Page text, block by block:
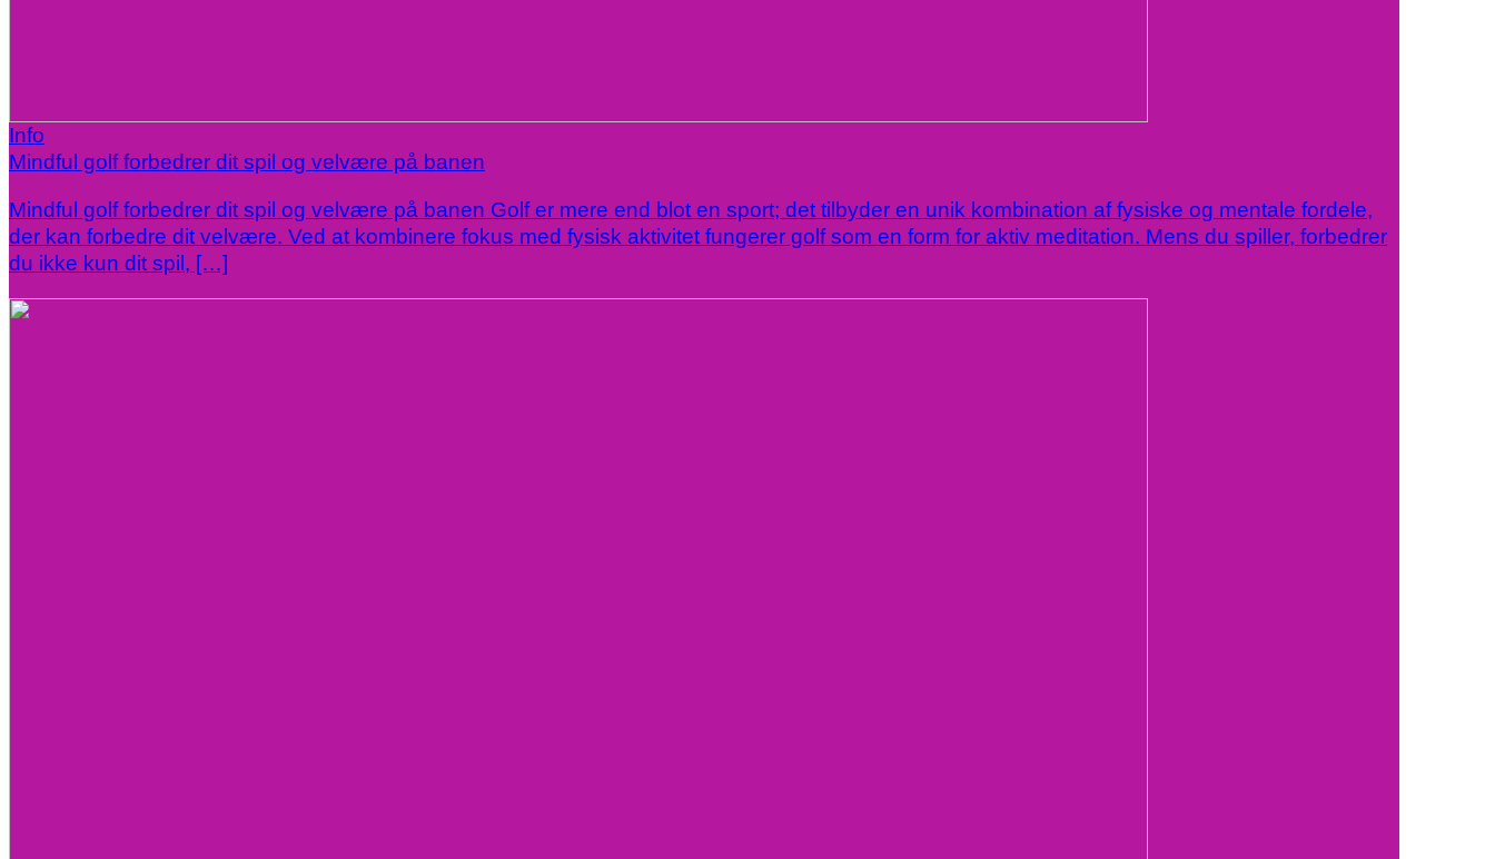
Info
Mindful golf forbedrer dit spil og velvære på banen
Mindful golf forbedrer dit spil og velvære på banen Golf er mere end blot en sport; det tilbyder en unik kombination af fysiske og mentale fordele,
der kan forbedre dit velvære. Ved at kombinere fokus med fysisk aktivitet fungerer golf som en form for aktiv meditation. Mens du spiller, forbedrer
du ikke kun dit spil, […]